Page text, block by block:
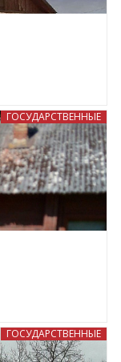
ГОСУДАРСТВЕННЫЕ
ГОСУДАРСТВЕННЫЕ